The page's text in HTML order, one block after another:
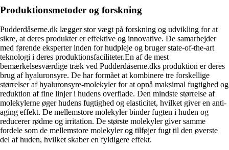
Produktionsmetoder og forskning
Pudderdåserne.dk lægger stor vægt på forskning og udvikling for at
sikre, at deres produkter er effektive og innovative. De samarbejder
med førende eksperter inden for hudpleje og bruger state-of-the-art
teknologi i deres produktionsfaciliteter.En af de mest
bemærkelsesværdige træk ved Pudderdåserne.dks produktion er deres
brug af hyaluronsyre. De har formået at kombinere tre forskellige
størrelser af hyaluronsyre-molekyler for at opnå maksimal fugtighed og
reduktion af fine linjer i hudens overflade. Den mindste størrelse af
molekylerne øger hudens fugtighed og elasticitet, hvilket giver en anti-
aging effekt. De mellemstore molekyler binder fugten i huden og
reducerer rødme og irritation. De største molekyler giver samme
fordele som de mellemstore molekyler og tilføjer fugt til den øverste
del af huden, hvilket skaber en fyldigere effekt.